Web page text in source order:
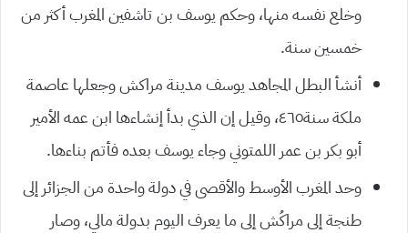
وخلع نفسه منها، وحكم يوسف بن تاشفين المغرب أكثر من
خمسين سنة.
أنشأ البطل المجاهد يوسف مدينة مراكش وجعلها عاصمة
ملكة سنة٤٦٥، وقيل إن الذي بدأ إنشاءها ابن عمه الأمير
أبو بكر بن عمر اللمتوني وجاء يوسف بعده فأتم بناءها.
وحد المغرب الأوسط والأقصى في دولة واحدة من الجزائر إلى
طنجة إلى مراكُش إلى ما يعرف اليوم بدولة مالي، وصار